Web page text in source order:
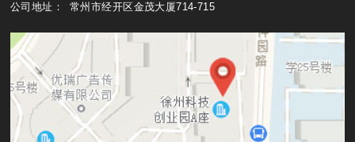
公司地址：
常州市经开区金茂大厦714-715